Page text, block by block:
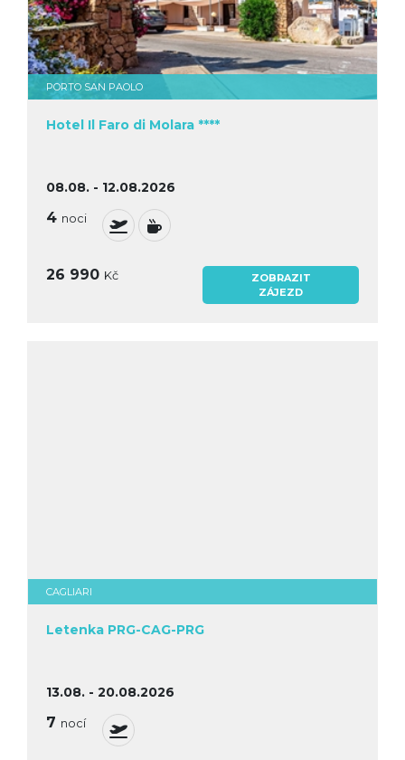
PORTO SAN PAOLO
Hotel Il Faro di Molara ****
08.08. - 12.08.2026
4 noci
26 990 Kč
ZOBRAZIT
ZÁJEZD
CAGLIARI
Letenka PRG-CAG-PRG
13.08. - 20.08.2026
7 nocí